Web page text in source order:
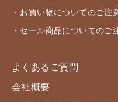
・お買い物についてのご注
・セール商品についてのご
よくあるご質問
会社概要